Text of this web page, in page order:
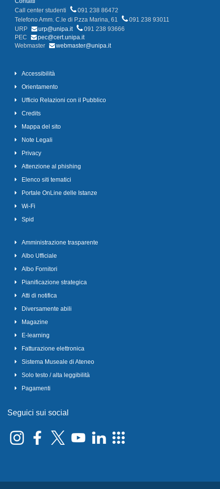
Call center studenti
091 238 86472
Telefono Amm. C.le di P.zza Marina, 61
091 238 93011
URP
urp@unipa.it
091 238 93666
PEC
pec@cert.unipa.it
Webmaster
webmaster@unipa.it
Accessibilità
Orientamento
Ufficio Relazioni con il Pubblico
Credits
Mappa del sito
Note Legali
Privacy
Attenzione al phishing
Elenco siti tematici
Portale OnLine delle Istanze
Wi-Fi
Spid
Amministrazione trasparente
Albo Ufficiale
Albo Fornitori
Pianificazione strategica
Atti di notifica
Diversamente abili
Magazine
E-learning
Fatturazione elettronica
Sistema Museale di Ateneo
Solo testo / alta leggibilità
Pagamenti
Seguici sui social